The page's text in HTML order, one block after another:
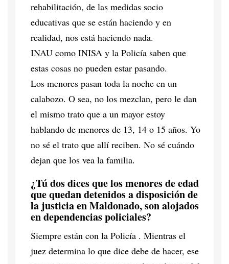
rehabilitación, de las medidas socio
educativas que se están haciendo y en
realidad, nos está haciendo nada.
INAU como INISA y la Policía saben que
estas cosas no pueden estar pasando.
Los menores pasan toda la noche en un
calabozo. O sea, no los mezclan, pero le dan
el mismo trato que a un mayor estoy
hablando de menores de 13, 14 o 15 años. Yo
no sé el trato que allí reciben. No sé cuándo
dejan que los vea la familia.
¿Tú dos dices que los menores de edad
que quedan detenidos a disposición de
la justicia en Maldonado, son alojados
en dependencias policiales?
Siempre están con la Policía . Mientras el
juez determina lo que dice debe de hacer, ese